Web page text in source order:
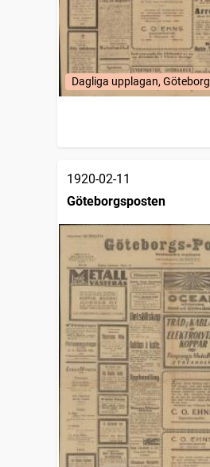
Dagliga upplagan, Göteborg
1920-02-11
Göteborgsposten